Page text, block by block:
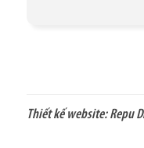
Thiết kế website:Repu